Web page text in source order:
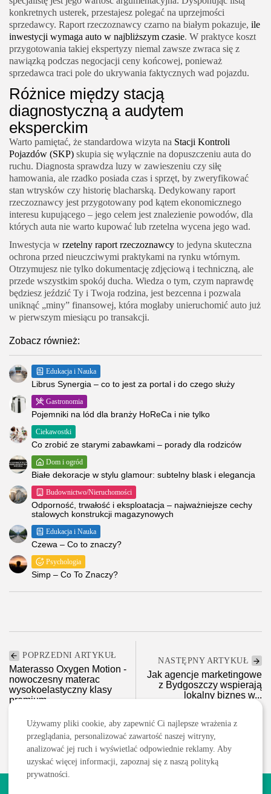
konkretnych usterek, przestajesz polegać na uprzejmości
sprzedawcy. Raport rzeczoznawcy czarno na białym pokazuje, ile
inwestycji wymaga auto w najbliższym czasie. W praktyce koszt
przygotowania takiej ekspertyzy niemal zawsze zwraca się z
nawiązką podczas negocjacji ceny końcowej, ponieważ
sprzedawca traci pole do ukrywania faktycznych wad pojazdu.
Różnice między stacją
diagnostyczną a audytem
eksperckim
Warto pamiętać, że standardowa wizyta na Stacji Kontroli
Pojazdów (SKP) skupia się wyłącznie na dopuszczeniu auta do
ruchu. Diagnosta sprawdza luzy w zawieszeniu czy siłę
hamowania, ale rzadko posiada czas i sprzęt, by zweryfikować
stan wtrysków czy historię blacharską. Dedykowany raport
rzeczoznawcy jest przygotowany pod kątem ekonomicznego
interesu kupującego – jego celem jest znalezienie powodów, dla
których auta nie warto kupować lub rzetelna wycena jego wad.
Inwestycja w rzetelny raport rzeczoznawcy to jedyna skuteczna
ochrona przed nieuczciwymi praktykami na rynku wtórnym.
Otrzymujesz nie tylko dokumentację zdjęciową i techniczną, ale
przede wszystkim spokój ducha. Wiedza o tym, czym naprawdę
będziesz jeździć Ty i Twoja rodzina, jest bezcenna i pozwala
uniknąć „miny” finansowej, która mogłaby unieruchomić auto już
w pierwszym miesiącu po transakcji.
Zobacz również:
Edukacja i Nauka
Librus Synergia – co to jest za portal i do czego służy
Gastronomia
Pojemniki na lód dla branży HoReCa i nie tylko
Ciekawostki
Co zrobić ze starymi zabawkami – porady dla rodziców
Dom i ogród
Białe dekoracje w stylu glamour: subtelny blask i elegancja
Budownictwo/Nieruchomości
Odporność, trwałość i eksploatacja – najważniejsze cechy
stalowych konstrukcji magazynowych
Edukacja i Nauka
Czewa – Co to znaczy?
Psychologia
Simp – Co To Znaczy?
POPRZEDNI ARTYKUŁ
Materasso Oxygen Motion -
nowoczesny materac
wysokoelastyczny klasy
premium
Dom i ogród
NASTĘPNY ARTYKUŁ
Jak agencje marketingowe
z Bydgoszczy wspierają
lokalny biznes w...
Używamy pliki cookie, aby zapewnić Ci najlepsze wrażenia z
przeglądania, personalizować zawartość naszej witryny,
analizować jej ruch i wyświetlać odpowiednie reklamy. Aby
uzyskać więcej informacji, zapoznaj się z naszą polityką
prywatności.